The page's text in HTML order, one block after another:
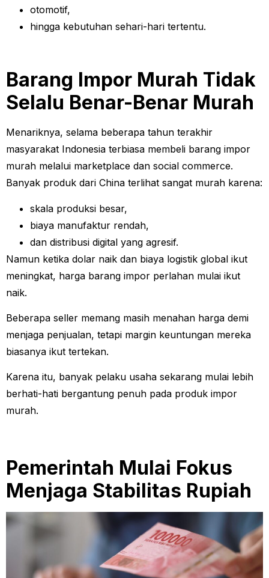
otomotif,
hingga kebutuhan sehari-hari tertentu.
Barang Impor Murah Tidak
Selalu Benar-Benar Murah
Menariknya, selama beberapa tahun terakhir
masyarakat Indonesia terbiasa membeli barang impor
murah melalui marketplace dan social commerce.
Banyak produk dari China terlihat sangat murah karena:
skala produksi besar,
biaya manufaktur rendah,
dan distribusi digital yang agresif.
Namun ketika dolar naik dan biaya logistik global ikut
meningkat, harga barang impor perlahan mulai ikut
naik.
Beberapa seller memang masih menahan harga demi
menjaga penjualan, tetapi margin keuntungan mereka
biasanya ikut tertekan.
Karena itu, banyak pelaku usaha sekarang mulai lebih
berhati-hati bergantung penuh pada produk impor
murah.
Pemerintah Mulai Fokus
Menjaga Stabilitas Rupiah